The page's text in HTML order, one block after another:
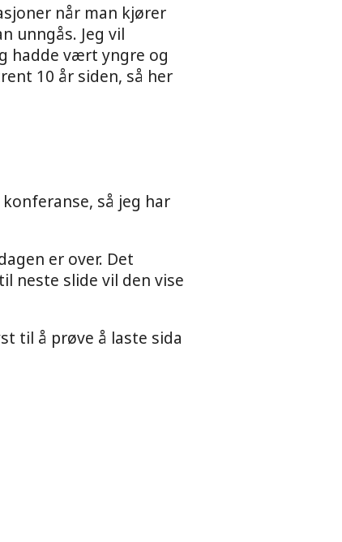
når man kjører
unngås. Jeg vil
hadde vært yngre og
10 år siden, så her
så jeg har
er over. Det
neste slide vil den vise
til å prøve å laste sida